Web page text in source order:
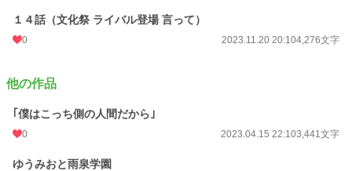
１４話（文化祭 ライバル登場 言って）
0 2023.11.20 20:104,276文字
他の作品
｢僕はこっち側の人間だから｣
0 2023.04.15 22:103,441文字
ゆうみおと雨泉学園